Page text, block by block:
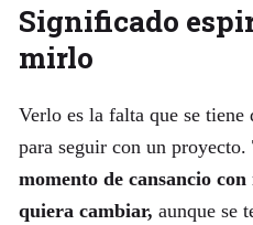
Significado
mirlo
Verlo es la falta que se
para seguir con un proyecto.
momento de cansancio
quiera cambiar, aunque se